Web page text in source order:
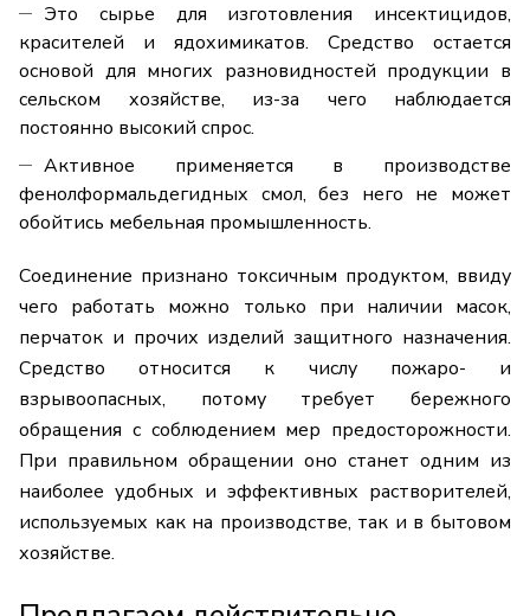
Это сырье для изготовления инсектицидов,
красителей и ядохимикатов. Средство остается
основой для многих разновидностей продукции в
сельском хозяйстве, из-за чего наблюдается
постоянно высокий спрос.
Активное применяется в производстве
фенолформальдегидных смол, без него не может
обойтись мебельная промышленность.
Соединение признано токсичным продуктом, ввиду
чего работать можно только при наличии масок,
перчаток и прочих изделий защитного назначения.
Средство относится к числу пожаро- и
взрывоопасных, потому требует бережного
обращения с соблюдением мер предосторожности.
При правильном обращении оно станет одним из
наиболее удобных и эффективных растворителей,
используемых как на производстве, так и в бытовом
хозяйстве.